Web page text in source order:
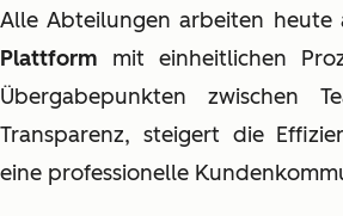
Alle Abteilungen arbeiten heute
Plattform mit einheitlichen
Übergabepunkten zwischen
Transparenz, steigert die
eine professionelle